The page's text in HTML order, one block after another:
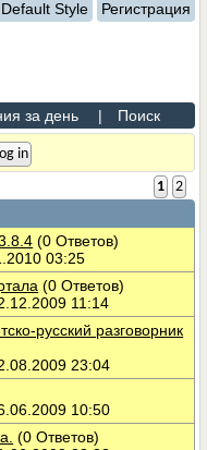
Default Style Регистрация
за день | Поиск
1 2
(0 Ответов)
03:25
(0 Ответов)
11:14
русский разговорник
23:04
10:50
(0 Ответов)